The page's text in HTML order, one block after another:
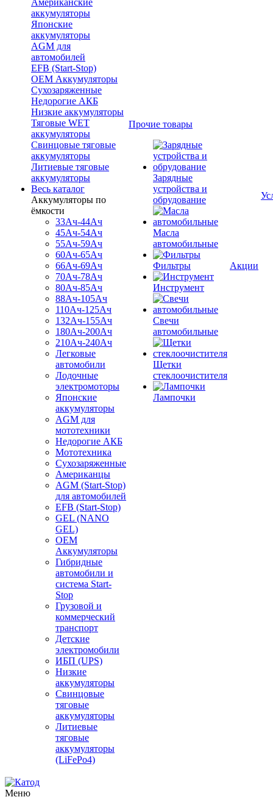
Американские
аккумуляторы
Японские
аккумуляторы
AGM для
автомобилей
EFB (Start-Stop)
OEM Аккумуляторы
Сухозаряженные
Недорогие АКБ
Низкие аккумуляторы
Тяговые WET
аккумуляторы
Свинцовые тяговые
аккумуляторы
Литиевые тяговые
аккумуляторы
Весь каталог
Аккумуляторы по
ёмкости
33Ач-44Ач
45Ач-54Ач
55Ач-59Ач
60Ач-65Ач
66Ач-69Ач
70Ач-78Ач
80Ач-85Ач
88Ач-105Ач
110Ач-125Ач
132Ач-155Ач
180Ач-200Ач
210Ач-240Ач
Легковые
автомобили
Лодочные
электромоторы
Японские
аккумуляторы
AGM для
мототехники
Недорогие АКБ
Мототехника
Сухозаряженные
Американцы
AGM (Start-Stop)
для автомобилей
EFB (Start-Stop)
GEL (NANO
GEL)
OEM
Аккумуляторы
Гибридные
автомобили и
система Start-
Stop
Грузовой и
коммерческий
транспорт
Детские
электромобили
ИБП (UPS)
Низкие
аккумуляторы
Свинцовые
тяговые
аккумуляторы
Литиевые
тяговые
аккумуляторы
(LiFePo4)
Прочие товары
Зарядные
устройства и
обрудование
Масла
автомобильные
Фильтры
Инструмент
Свечи
автомобильные
Щетки
стеклоочистителя
Лампочки
Акции
Меню